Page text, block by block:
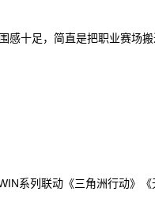
十足，简直是把职业赛场搬
系列联动《三角洲行动》《